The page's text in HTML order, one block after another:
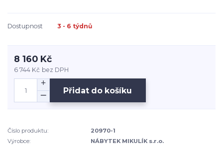
Dostupnost 3 - 6 týdnů
8 160 Kč
6 744 Kč bez DPH
Přidat do košíku
Číslo produktu:
20970-1
Výrobce:
NÁBYTEK MIKULÍK s.r.o.